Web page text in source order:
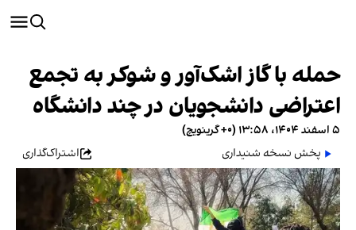
حمله با گاز اشک‌آور و شوکر به تجمع
اعتراضی دانشجویان در چند دانشگاه
۵ اسفند ۱۴۰۴، ۱۳:۵۸ (‎+۰ گرینویچ)
پخش نسخه شنیداری
اشتراک‌گذاری